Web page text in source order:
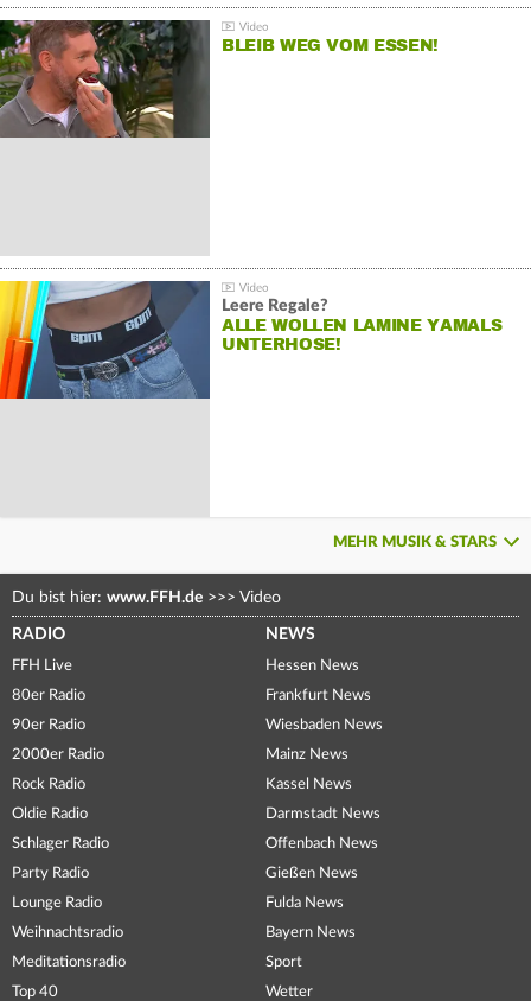
BLEIB WEG VOM ESSEN!
Leere Regale?
ALLE WOLLEN LAMINE YAMALS
UNTERHOSE!
MEHR MUSIK & STARS
Du bist hier: www.FFH.de >>> Video
RADIO
FFH Live
80er Radio
90er Radio
2000er Radio
Rock Radio
Oldie Radio
Schlager Radio
Party Radio
Lounge Radio
Weihnachtsradio
Meditationsradio
Top 40
NEWS
Hessen News
Frankfurt News
Wiesbaden News
Mainz News
Kassel News
Darmstadt News
Offenbach News
Gießen News
Fulda News
Bayern News
Sport
Wetter